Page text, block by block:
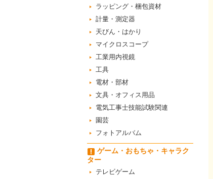
ラッピング・梱包資材
計量・測定器
天びん・はかり
マイクロスコープ
工業用内視鏡
工具
電材・部材
文具・オフィス用品
電気工事士技能試験関連
園芸
フォトアルバム
ゲーム・おもちゃ・キャラク
ター
テレビゲーム